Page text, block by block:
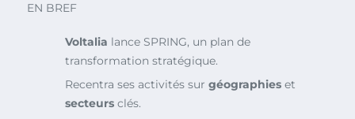
EN BREF
Voltalia lance SPRING, un plan de
transformation stratégique.
Recentra ses activités sur géographies et
secteurs clés.